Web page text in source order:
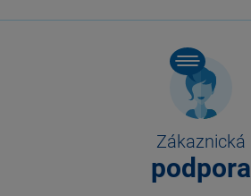
Zákaznická
podpora